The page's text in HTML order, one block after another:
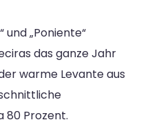
und „Poniente“
das ganze Jahr
warme Levante aus
Prozent.